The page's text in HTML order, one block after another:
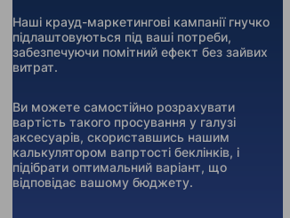
Наші крауд-маркетингові кампанії гнучко
підлаштовуються під ваші потреби,
забезпечуючи помітний ефект без зайвих
витрат.
Ви можете самостійно розрахувати
вартість такого просування у галузі
аксесуарів, скориставшись нашим
калькулятором вапртості беклінків, і
підібрати оптимальний варіант, що
відповідає вашому бюджету.